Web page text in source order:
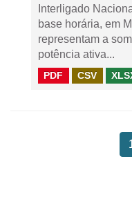
Interligado
base horária, em
representam a
potência ativa...
PDF CSV